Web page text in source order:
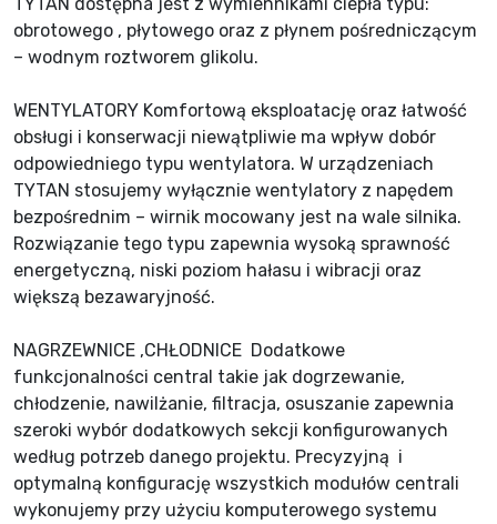
obrotowego , płytowego oraz z płynem pośredniczącym
– wodnym roztworem glikolu.
WENTYLATORY Komfortową eksploatację oraz łatwość
obsługi i konserwacji niewątpliwie ma wpływ dobór
odpowiedniego typu wentylatora. W urządzeniach
TYTAN stosujemy wyłącznie wentylatory z napędem
bezpośrednim – wirnik mocowany jest na wale silnika.
Rozwiązanie tego typu zapewnia wysoką sprawność
energetyczną, niski poziom hałasu i wibracji oraz
większą bezawaryjność.
NAGRZEWNICE ,CHŁODNICE Dodatkowe
funkcjonalności central takie jak dogrzewanie,
chłodzenie, nawilżanie, filtracja, osuszanie zapewnia
szeroki wybór dodatkowych sekcji konfigurowanych
według potrzeb danego projektu. Precyzyjną i
optymalną konfigurację wszystkich modułów centrali
wykonujemy przy użyciu komputerowego systemu